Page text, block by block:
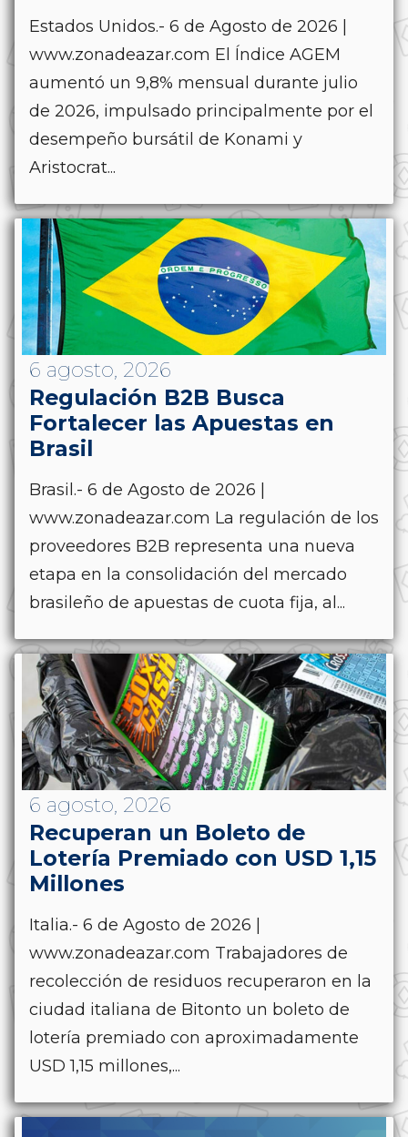
Estados Unidos.- 6 de Agosto de 2026 |
www.zonadeazar.com El Índice AGEM
aumentó un 9,8% mensual durante julio
de 2026, impulsado principalmente por el
desempeño bursátil de Konami y
Aristocrat...
6 agosto, 2026
Regulación B2B Busca
Fortalecer las Apuestas en
Brasil
Brasil.- 6 de Agosto de 2026 |
www.zonadeazar.com La regulación de los
proveedores B2B representa una nueva
etapa en la consolidación del mercado
brasileño de apuestas de cuota fija, al...
6 agosto, 2026
Recuperan un Boleto de
Lotería Premiado con USD 1,15
Millones
Italia.- 6 de Agosto de 2026 |
www.zonadeazar.com Trabajadores de
recolección de residuos recuperaron en la
ciudad italiana de Bitonto un boleto de
lotería premiado con aproximadamente
USD 1,15 millones,...